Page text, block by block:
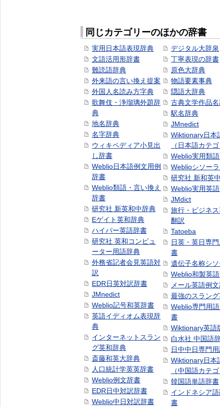
同じカテゴリーのほかの辞書
実用日本語表現辞典
文語活用形辞書
難読語辞典
外来語の言い換え提案
外国人名読み方字典
歌舞伎・浄瑠璃外題辞
典
地名辞典
名字辞典
ウィキペディア小見出
し辞書
Weblio日本語例文用例
辞書
Weblio類語・言い換え
辞書
研究社 新英和中辞典
Eゲイト英和辞典
ハイパー英語辞書
研究社 英和コンピュ
ーター用語辞典
外務省記者会見英語対
訳
EDR日英対訳辞書
JMnedict
Weblio記号和英辞書
英語イディオム表現辞
典
インターネットスラン
グ英和辞典
斎藤和英大辞典
人口統計学英英辞書
Weblio例文辞書
EDR日中対訳辞書
Weblio中日対訳辞書
デジタル大辞泉
丁寧表現の辞書
原色大辞典
物語要素事典
隠語大辞典
古典文学作品
駅名辞典
JMnedict
Wiktionary日本
（日本語カテ
Weblio実用類
Weblioシソー
研究社 新和英
Weblio実用英
JMdict
旅行・ビジネ
翻訳
Tatoeba
日英・英日専
書
遺伝子名称シ
Weblio和製英
メール英語例
最強のスラン
Weblio専門用
書
Wiktionary英語
白水社 中国語
日中中日専門
Wiktionary日本
（中国語カテ
韓国語単語辞書
インドネシア
書